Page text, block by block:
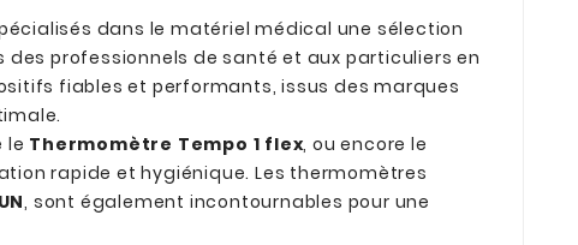
dans le matériel médical une sélection
professionnels de santé et aux particuliers en
fiables et performants, issus des marques
le Thermomètre Tempo 1 flex, ou encore le
rapide et hygiénique. Les thermomètres
, sont également incontournables pour une